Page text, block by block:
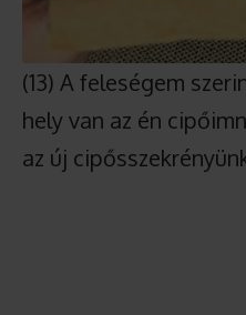
(13) A feleségem
hely van az én
az új